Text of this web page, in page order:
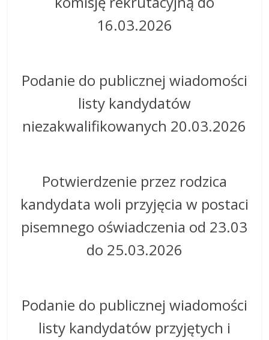
16.03.2026
Podanie do publicznej wiadomości
listy kandydatów
niezakwalifikowanych 20.03.2026
Potwierdzenie przez rodzica
kandydata woli przyjęcia w postaci
pisemnego oświadczenia od 23.03
do 25.03.2026
Podanie do publicznej wiadomości
listy kandydatów przyjętych i